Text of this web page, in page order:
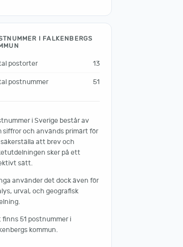
I FALKENBERGS
postorter 13
postnummer 51
i Sverige består av
siffror och används primärt för
att brev och
sker på ett
sätt.
använder det dock även för
urval, och geografisk
finns 51 postnummer i
kommun.